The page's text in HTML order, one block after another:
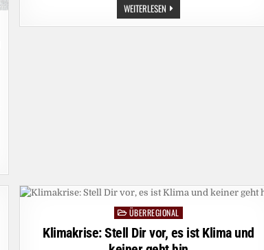
WEITERLESEN KOLUMBIEN:
HARTE
HAND
PostedÜBERREGIONAL
Klimakrise: Stell Dir vor, es ist Klima und